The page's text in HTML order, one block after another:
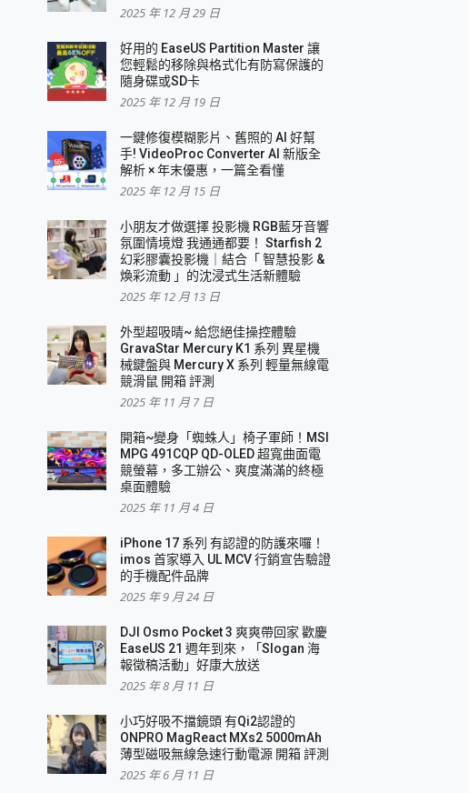
2025 年 12 月 29 日
好用的 EaseUS Partition Master 讓
您輕鬆的移除與格式化有防寫保護的
隨身碟或SD卡
2025 年 12 月 19 日
一鍵修復模糊影片、舊照的 AI 好幫
手! VideoProc Converter AI 新版全
解析 × 年末優惠，一篇全看懂
2025 年 12 月 15 日
小朋友才做選擇 投影機 RGB藍牙音響
氛圍情境燈 我通通都要！ Starfish 2
幻彩膠囊投影機｜結合「 智慧投影 &
煥彩流動 」的沈浸式生活新體驗
2025 年 12 月 13 日
外型超吸晴~ 給您絕佳操控體驗
GravaStar Mercury K1 系列 異星機
械鍵盤與 Mercury X 系列 輕量無線電
競滑鼠 開箱 評測
2025 年 11 月 7 日
開箱~變身「蜘蛛人」椅子軍師！MSI
MPG 491CQP QD-OLED 超寬曲面電
競螢幕，多工辦公、爽度滿滿的終極
桌面體驗
2025 年 11 月 4 日
iPhone 17 系列 有認證的防護來囉！
imos 首家導入 UL MCV 行銷宣告驗證
的手機配件品牌
2025 年 9 月 24 日
DJI Osmo Pocket 3 爽爽帶回家 歡慶
EaseUS 21 週年到來，「Slogan 海
報徵稿活動」好康大放送
2025 年 8 月 11 日
小巧好吸不擋鏡頭 有Qi2認證的
ONPRO MagReact MXs2 5000mAh
薄型磁吸無線急速行動電源 開箱 評測
2025 年 6 月 11 日